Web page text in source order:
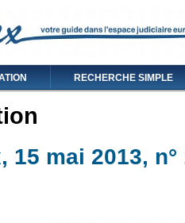
RECHERCHE SIMPLE
15 mai 2013, n°